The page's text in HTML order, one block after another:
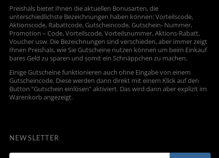
Preishals bietet Ihnen die aktuellen Bonusarten, die
unterschiedlichste Bezeichnungen haben können: Vorteilscode,
Aktionscode, Rabattcode, Gutscheincode, Gutschein- Nummer,
Promotion – Code, Vorteilscode, Vorteilsnummer, Aktions-Rabatt,
Voucher usw. Die Bezeichnungen sind verschieden, aber immer zeigt
Ihnen Preishals, wie Sie Gutscheine nutzen können um beim Einkauf
bares Geld zu sparen und somit ein Schnäppchen zu machen.
Einige Gutscheine funktionieren auch ohne Eingabe von einem
Gutscheincode. Diese werden dann direkt mit einem Klick auf den
Button “Gutschein einlösen” aktiviert. Das wird dann aber explizit im
Warenkorb angezeigt.
NEWSLETTER